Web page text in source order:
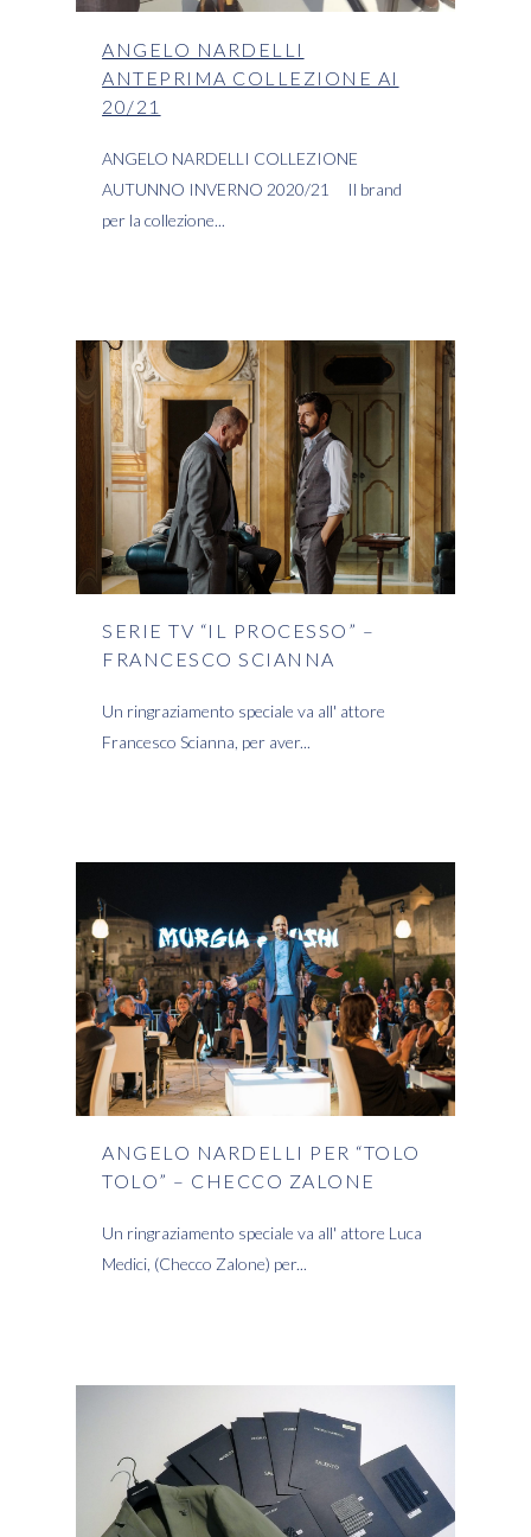
ANGELO NARDELLI
ANTEPRIMA COLLEZIONE AI
20/21
ANGELO NARDELLI COLLEZIONE
AUTUNNO INVERNO 2020/21 Il brand
per la collezione
SERIE TV “IL PROCESSO” –
FRANCESCO SCIANNA
Un ringraziamento speciale va all' attore
Francesco Scianna, per aver
ANGELO NARDELLI PER “TOLO
TOLO” – CHECCO ZALONE
Un ringraziamento speciale va all' attore Luca
Medici, (Checco Zalone) per